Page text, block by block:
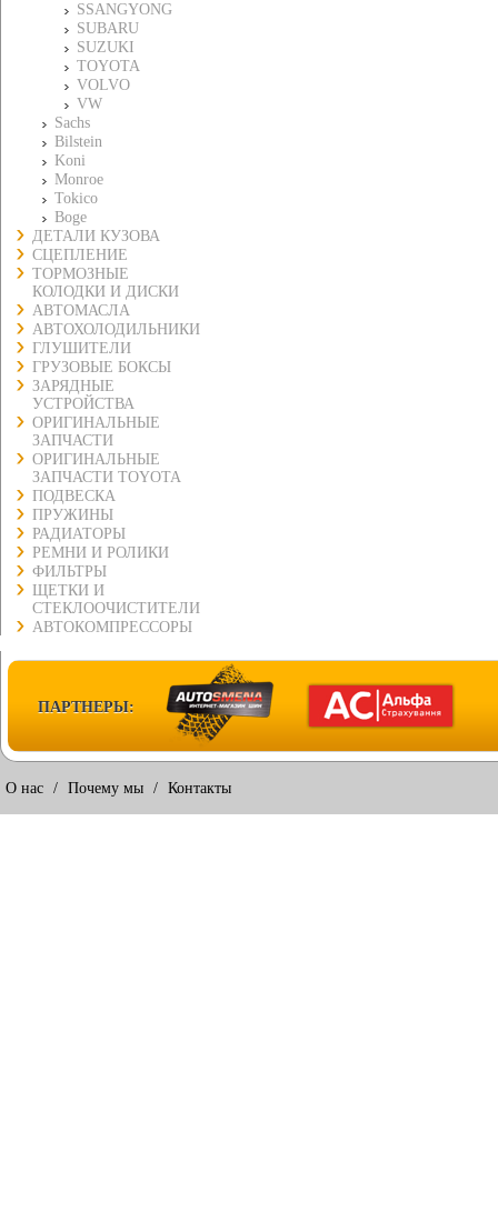
SSANGYONG
SUBARU
SUZUKI
TOYOTA
VOLVO
VW
Sachs
Bilstein
Koni
Monroe
Tokico
Boge
ДЕТАЛИ КУЗОВА
СЦЕПЛЕНИЕ
ТОРМОЗНЫЕ
КОЛОДКИ И ДИСКИ
АВТОМАСЛА
АВТОХОЛОДИЛЬНИКИ
ГЛУШИТЕЛИ
ГРУЗОВЫЕ БОКСЫ
ЗАРЯДНЫЕ
УСТРОЙСТВА
ОРИГИНАЛЬНЫЕ
ЗАПЧАСТИ
ОРИГИНАЛЬНЫЕ
ЗАПЧАСТИ TOYOTA
ПОДВЕСКА
ПРУЖИНЫ
РАДИАТОРЫ
РЕМНИ И РОЛИКИ
ФИЛЬТРЫ
ЩЕТКИ И
СТЕКЛООЧИСТИТЕЛИ
АВТОКОМПРЕССОРЫ
ПАРТНЕРЫ:
О нас / Почему мы / Контакты